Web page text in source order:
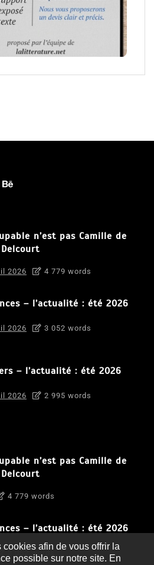
n’est pas Camille de
2026 4 779 words
– l’actualité : été 2026
2026 3 052 words
– l’actualité : été 2026
2026 2 995 words
n’est pas Camille de
4 779 words
– l’actualité : été 2026
3 052 words
cookies afin de vous offrir la
possible sur notre site. En